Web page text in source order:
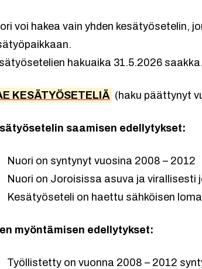
voi hakea vain yhden kesätyösetelin,
hakuaika 31.5.2026
KESÄTYÖSETELIÄ (haku päättynyt
saamisen edellytykset:
Nuori on syntynyt vuosina 2008 – 2012
Nuori on Joroisissa asuva ja virallisesti
Kesätyöseteli on haettu sähköisen
myöntämisen edellytykset:
Työllistetty on vuonna 2008 – 2012